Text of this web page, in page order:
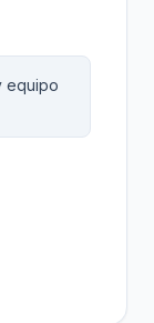
equipo